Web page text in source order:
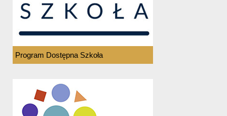
Program Dostępna Szkoła